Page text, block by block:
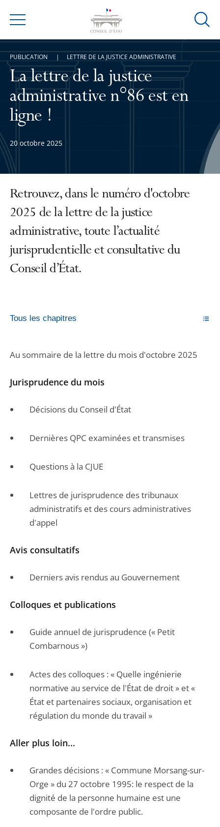
Menu
Ouvrir
de
La lettre de la justice
administrative n°86 est en
ligne !
20 octobre 2025
PUBLICATION LETTRE DE LA JUSTICE ADMINISTRATIVE
Retrouvez, dans le numéro d'octobre
2025 de la lettre de la justice
administrative, toute l’actualité
jurisprudentielle et consultative du
Conseil d’État.
Tous les chapitres
Au sommaire de la lettre du mois d'octobre 2025
Jurisprudence du mois
Décisions du Conseil d'État
Dernières QPC examinées et transmises
Questions à la CJUE
Lettres de jurisprudence des tribunaux
administratifs et des cours administratives
d'appel
Avis consultatifs
Derniers avis rendus au Gouvernement
Colloques et publications
Guide annuel de jurisprudence (« Petit
Combarnous »)
Actes des colloques : « Quelle ingénierie
normative au service de l'État de droit » et «
État et partenaires sociaux, organisation et
régulation du monde du travail »
Aller plus loin...
Grandes décisions : « Commune Morsang-sur-
Orge » du 27 octobre 1995: le respect de la
dignité de la personne humaine est une
composante de l'ordre public.